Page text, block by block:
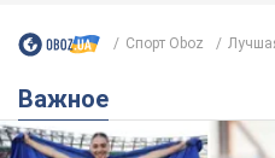
Спорт Oboz
Важное